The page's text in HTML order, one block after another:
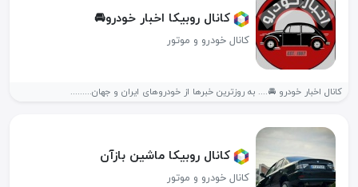
کانال روبیکا اخبار خودرو🚘
کانال خودرو و موتور
کانال اخبار خودرو 🚘.... به روزترین خبرها از خودروهای ایران و جهان.........
کانال روبیکا ماشین بازآن
کانال خودرو و موتور